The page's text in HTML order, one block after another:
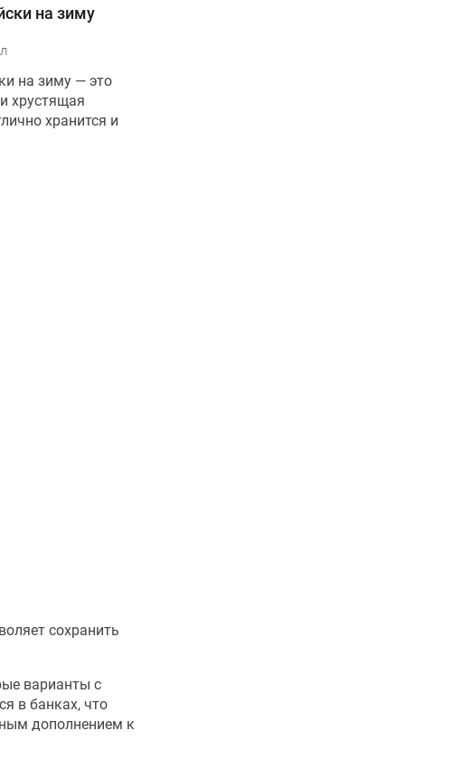
на зиму
на зиму — это
хрустящая
хранится и
сохранить
варианты с
в банках, что
дополнением к